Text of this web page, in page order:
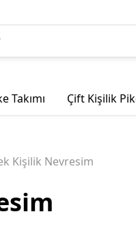
Takımı Çift Kişilik
Kişilik Nevresim